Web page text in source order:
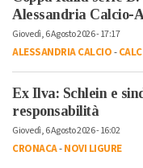
Alessandria Calcio-
Giovedì, 6 Agosto 2026 - 17:17
ALESSANDRIA CALCIO-
Ex Ilva: Schlein e
responsabilità
Giovedì, 6 Agosto 2026 - 16:02
CRONACA-NOVI LIGURE